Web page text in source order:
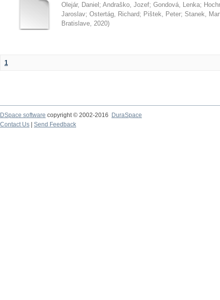
Olejár, Daniel ; Andraško, Jozef; Gondová, Lenka;
Jaroslav; Ostertág, Richard; Pištek, Peter; Stanek,
Bratislave, 2020)
1
DSpace software copyright © 2002-2016
DuraSpace
Contact Us
Send Feedback